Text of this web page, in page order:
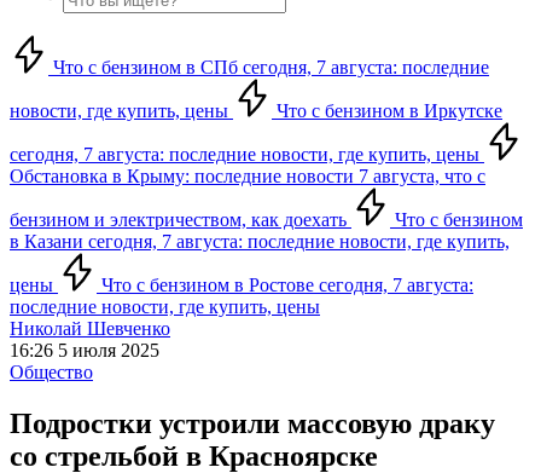
Что с бензином в СПб сегодня, 7 августа: последние
новости, где купить, цены Что с бензином в Иркутске
сегодня, 7 августа: последние новости, где купить, цены
Обстановка в Крыму: последние новости 7 августа, что с
бензином и электричеством, как доехать
Что с бензином
в Казани сегодня, 7 августа: последние новости, где купить,
цены
Что с бензином в Ростове сегодня, 7 августа:
последние новости, где купить, цены
Николай Шевченко
16:26 5 июля 2025
Общество
Подростки устроили массовую драку
со стрельбой в Красноярске